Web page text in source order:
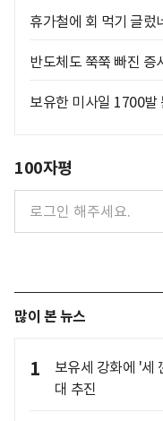
휴가철에 회 먹기 글
반도체도 쭉쭉 빠진
보유한 미사일 1700
100자평
많이 본 뉴스
1
보유세 강화에 '세
대 추진